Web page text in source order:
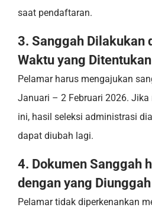
saat pendaftaran.
3. Sanggah Dilakukan
Waktu yang Ditentukan
Pelamar harus mengajukan
Januari – 2 Februari 2026.
ini, hasil seleksi administrasi
dapat diubah lagi.
4. Dokumen Sanggah
dengan yang
Pelamar tidak diperkenankan